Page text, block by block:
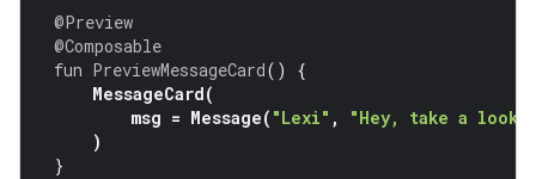
@Preview
@Composable
fun PreviewMessageCard()
{
MessageCard(
msg = Message( "Lexi" ,
"Hey, take a look
)
}